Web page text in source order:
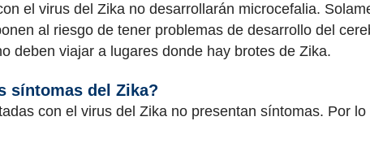
el virus del Zika no desarrollarán microcefalia.
al riesgo de tener problemas de desarrollo del
deben viajar a lugares donde hay brotes de Zika.
síntomas del Zika?
con el virus del Zika no presentan síntomas. Por